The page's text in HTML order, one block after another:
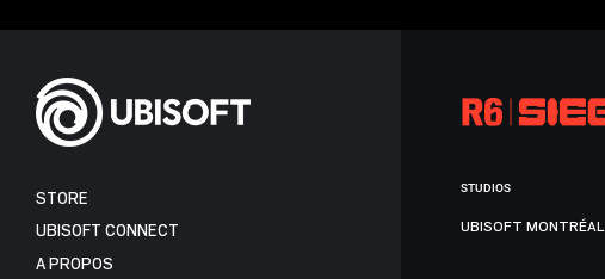
STORE
UBISOFT CONNECT
A PROPOS
STUDIOS
UBISOFT MONTRÉAL